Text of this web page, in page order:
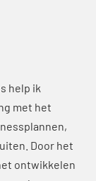
help ik
met het
Door het
ontwikkelen